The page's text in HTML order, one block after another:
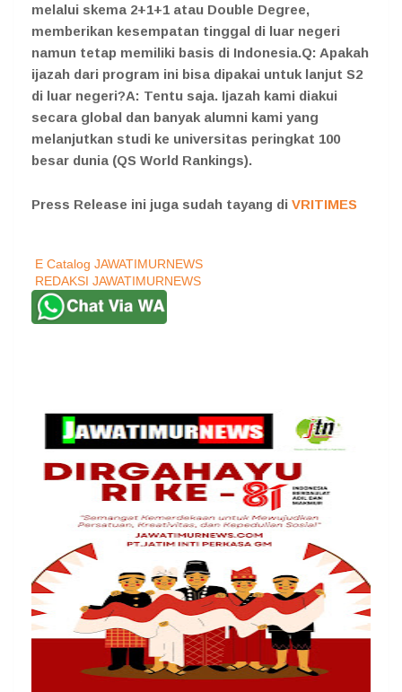
melalui skema 2+1+1 atau Double Degree,
memberikan kesempatan tinggal di luar negeri
namun tetap memiliki basis di Indonesia.Q: Apakah
ijazah dari program ini bisa dipakai untuk lanjut S2
di luar negeri?A: Tentu saja. Ijazah kami diakui
secara global dan banyak alumni kami yang
melanjutkan studi ke universitas peringkat 100
besar dunia (QS World Rankings).
Press Release ini juga sudah tayang di VRITIMES
E Catalog JAWATIMURNEWS
REDAKSI JAWATIMURNEWS